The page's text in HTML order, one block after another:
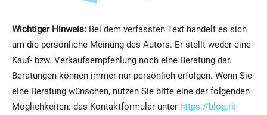
Wichtiger Hinweis: Bei dem verfassten Text handelt es sich
um die persönliche Meinung des Autors. Er stellt weder eine
Kauf- bzw. Verkaufsempfehlung noch eine Beratung dar.
Beratungen können immer nur persönlich erfolgen. Wenn Sie
eine Beratung wünschen, nutzen Sie bitte eine der folgenden
Möglichkeiten: das Kontaktformular unter https://blog.rk-